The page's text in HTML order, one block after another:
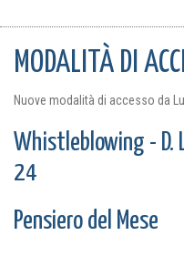
MODALITÀ DI
Nuove modalità di accesso da
Whistleblowing - D.
24
Pensiero del Mese